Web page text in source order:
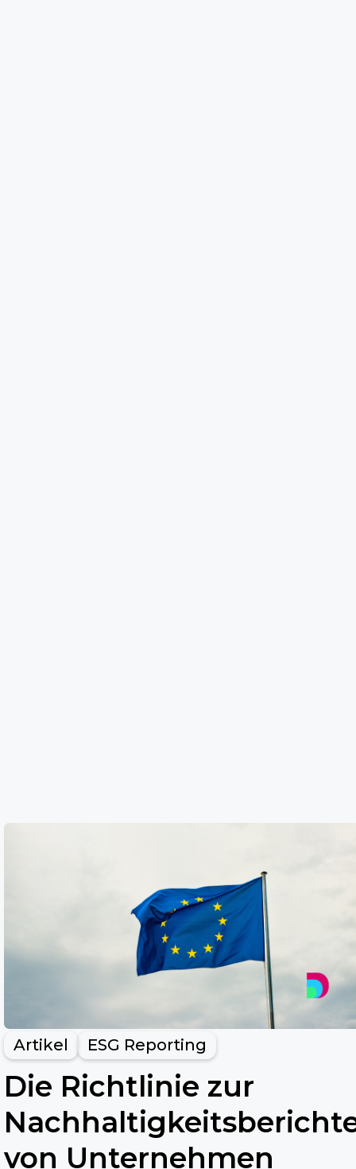
Artikel ESG Reporting
Die Richtlinie zur
von Unternehmen